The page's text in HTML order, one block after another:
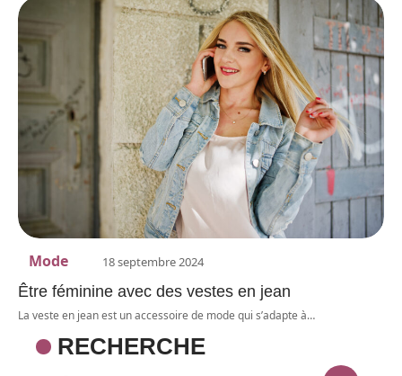
Mode 18 septembre 2024
Être féminine avec des vestes en jean
La veste en jean est un accessoire de mode qui s’adapte à…
RECHERCHE